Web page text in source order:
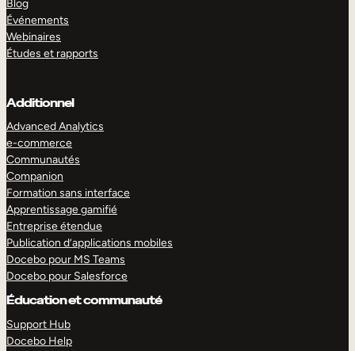
Blog
Événements
Webinaires
Études et rapports
Additionnel
Advanced Analytics
e-commerce
Communautés
Companion
Formation sans interface
Apprentissage gamifié
Entreprise étendue
Publication d’applications mobiles
Docebo pour MS Teams
Docebo pour Salesforce
Éducation et communauté
Support Hub
Docebo Help